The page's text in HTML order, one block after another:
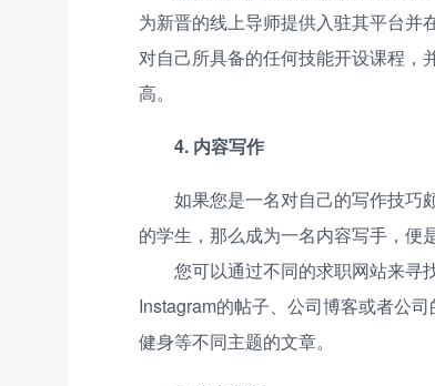
为新晋的线上导师提供入驻其平台并
对自己所具备的任何技能开设课程，
高。
4. 内容写作
如果您是一名对自己的写作技巧
的学生，那么成为一名内容写手，便
您可以通过不同的求职网站来寻
Instagram的帖子、公司博客或者公
健身等不同主题的文章。